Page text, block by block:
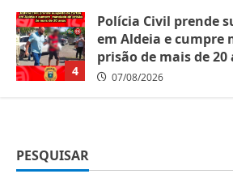
4
Polícia Civil prende
em Aldeia e cumpre
prisão de mais de 20
07/08/2026
PESQUISAR